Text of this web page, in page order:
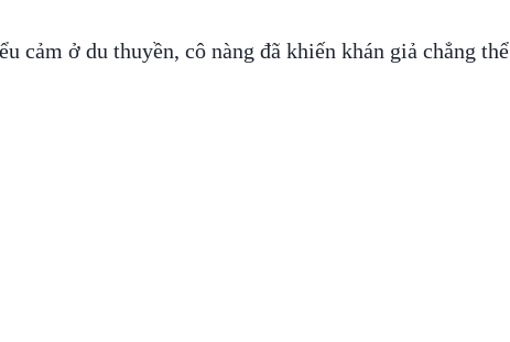
cảm ở du thuyền, cô nàng đã khiến khán giả chẳng thể